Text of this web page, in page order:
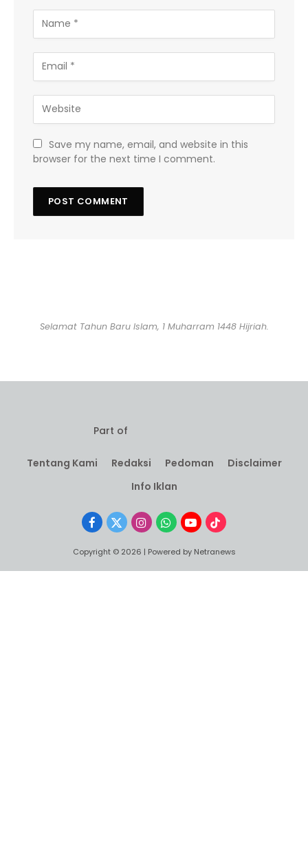
Save my name, email, and website in this
browser for the next time I comment.
Selamat Tahun Baru Islam, 1 Muharram 1448 Hijriah.
Part of
Tentang Kami Redaksi Pedoman
Disclaimer
Info Iklan
Facebook
X
InstagramWhatsApp
YouTubeTikTok
Copyright © 2026 | Powered by Netranews